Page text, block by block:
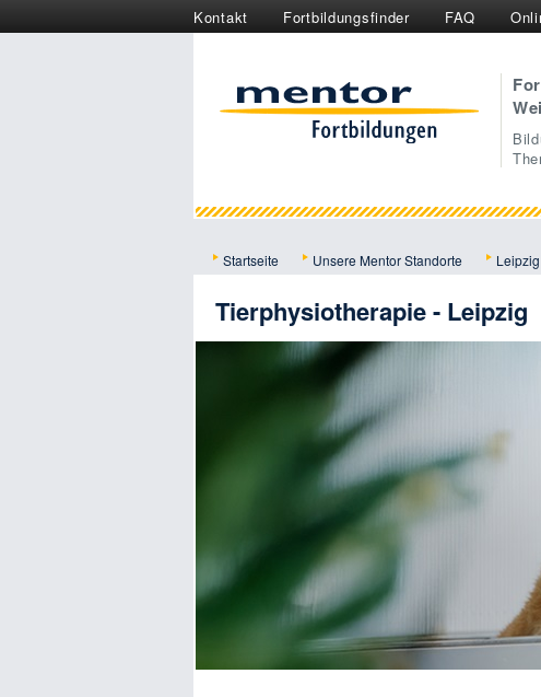
Kontakt Fortbildungsfinder FAQ
Startseite Unsere Mentor Standorte Leipzig
Tierphysiotherapie - Leipzig